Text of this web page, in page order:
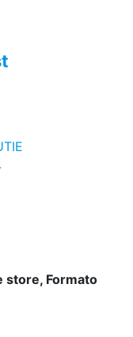
store, Formato